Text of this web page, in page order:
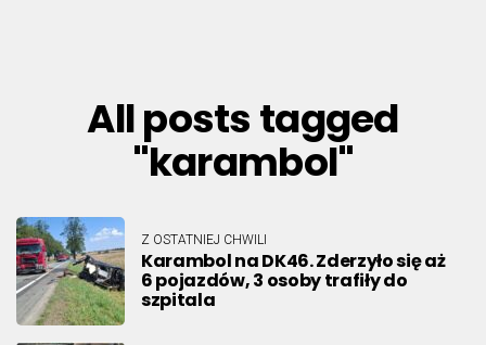
All posts tagged
"karambol"
Z OSTATNIEJ CHWILI
Karambol na DK46. Zderzyło się aż
6 pojazdów, 3 osoby trafiły do
szpitala